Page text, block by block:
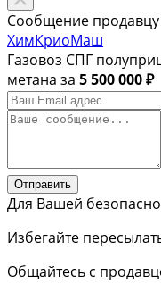
Сообщение продавцу
ХимКриоМаш
Газовоз СПГ
метана за 5 500 000 ₽
Отправить
Для Вашей
Избегайте
Общайтесь с